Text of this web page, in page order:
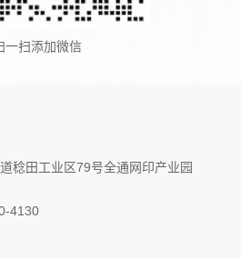
一扫添加微信
稔田工业区79号全通网印产业园
4130